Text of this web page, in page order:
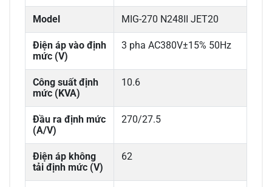
Model MIG-270 N248II JET20
Điện áp vào định
mức (V)
3 pha AC380V±15% 50Hz
Công suất định
mức (KVA)
10.6
Đầu ra định mức
(A/V)
270/27.5
Điện áp không
tải định mức (V)
62